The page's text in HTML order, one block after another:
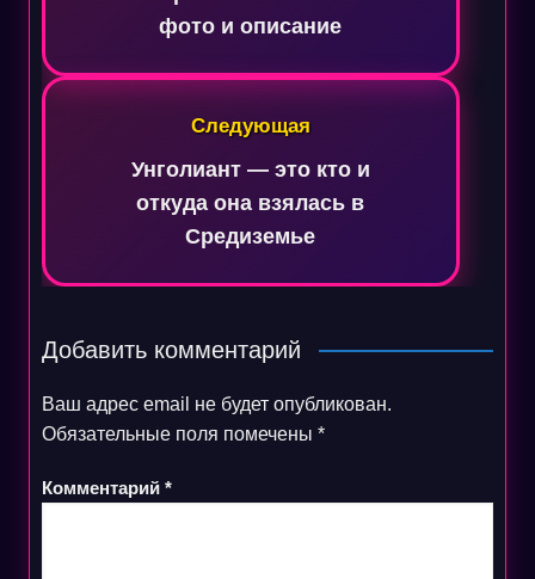
фото и описание
Следующая
Унголиант — это кто и
откуда она взялась в
Средиземье
Добавить комментарий
Ваш адрес email не будет опубликован.
Обязательные поля помечены *
Комментарий *